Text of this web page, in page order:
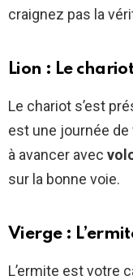
craignez pas la
Lion : Le
Le chariot s’est
est une journée
à avancer avec
sur la bonne voie.
Vierge :
L’ermite est votre